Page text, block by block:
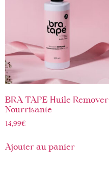
BRA TAPE Huile Remover
Nourrisante
14,99€
Ajouter au panier